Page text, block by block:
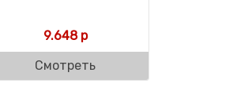
9.648р
Смотреть